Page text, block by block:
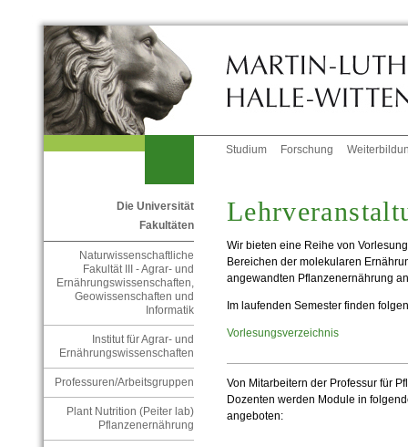
Studium Forschung
Die Universität
Fakultäten
Naturwissenschaftliche
Fakultät III - Agrar- und
Ernährungswissenschaften,
Geowissenschaften und
Informatik
Institut für Agrar- und
Ernährungswissenschaften
Professuren/Arbeitsgruppen
Plant Nutrition (Peiter lab)
Pflanzenernährung
Wir bieten eine Reihe von
Bereichen der molekularen
angewandten Pflanzenernährung
Im laufenden Semester finden
Vorlesungsverzeichnis
Von Mitarbeitern der Professur für
Dozenten werden Module in
angeboten: